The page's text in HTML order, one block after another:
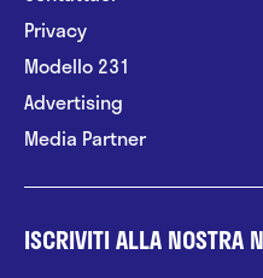
Privacy
Modello 231
Advertising
Media Partner
ISCRIVITI ALLA NOSTRA